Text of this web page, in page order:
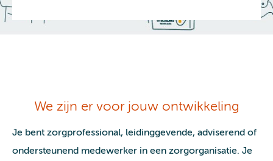
We zijn er voor jouw ontwikkeling
Je bent zorgprofessional, leidinggevende, adviserend of
ondersteunend medewerker in een zorgorganisatie. Je